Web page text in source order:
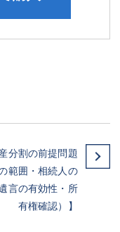
分割の前提問題
の範囲・相続人の
言の有効性・所
有権確認）】